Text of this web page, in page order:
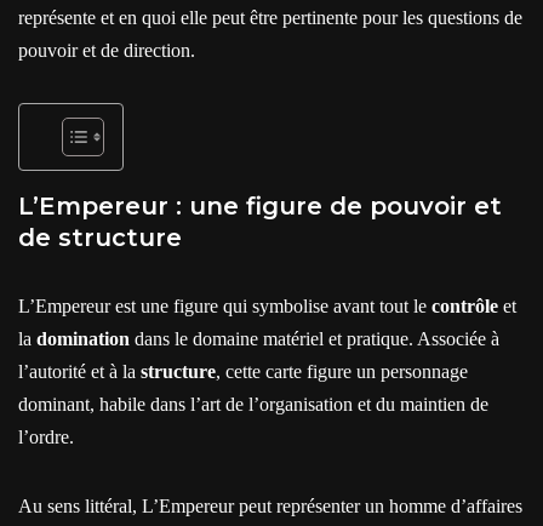
représente et en quoi elle peut être pertinente pour les questions de
pouvoir et de direction.
L’Empereur : une figure de pouvoir et
de structure
L’Empereur est une figure qui symbolise avant tout le contrôle et
la domination dans le domaine matériel et pratique. Associée à
l’autorité et à la structure, cette carte figure un personnage
dominant, habile dans l’art de l’organisation et du maintien de
l’ordre.
Au sens littéral, L’Empereur peut représenter un homme d’affaires